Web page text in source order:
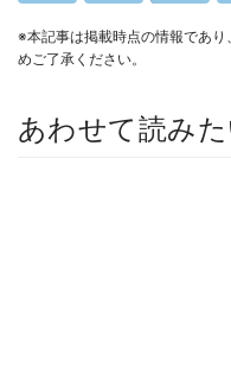
※本記事は掲載時点の情報であ
めご了承ください。
あわせて読み